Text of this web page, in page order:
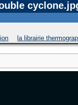
accepts the value 1,
la librairie